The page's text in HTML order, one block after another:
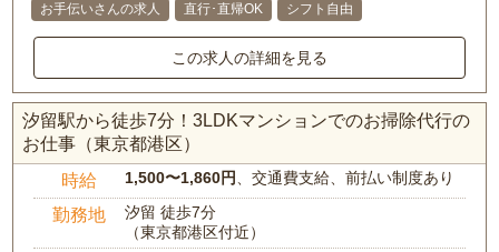
お手伝いさんの求人
直行･直帰OK シフト自由
この求人の詳細を見る
汐留駅から徒歩7分！3LDKマンションでのお掃除代行の
お仕事（東京都港区）
時給 1,500〜1,860円 、交通費支給、前払い制度あり
勤務地
汐留 徒歩7分
（東京都港区付近）